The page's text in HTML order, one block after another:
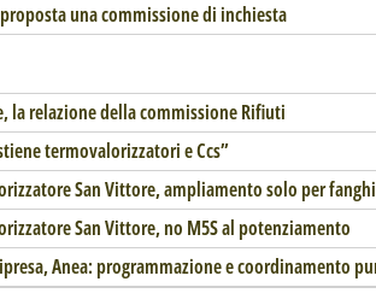
una commissione di inchiesta
la relazione della commissione Rifiuti
termovalorizzatori e Ccs”
San Vittore, ampliamento solo per fanghi
San Vittore, no M5S al potenziamento
Anea: programmazione e coordinamento